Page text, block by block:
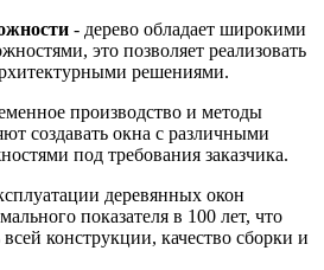
- дерево обладает широкими
это позволяет реализовать
решениями.
производство и методы
создавать окна с различными
под требования заказчика.
деревянных окон
показателя в 100 лет, что
конструкции, качество сборки и